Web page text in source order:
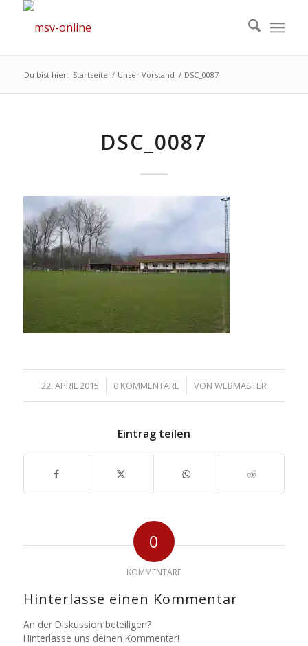
Du bist hier: Startseite / Unser Vorstand / DSC_0087
DSC_0087
22. APRIL 2015
/ 0 KOMMENTARE
/ VON WEBMASTER
Eintrag teilen
0
KOMMENTARE
Hinterlasse einen Kommentar
An der Diskussion beteiligen?
Hinterlasse uns deinen Kommentar!